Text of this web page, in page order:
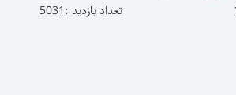
تعداد بازدید :5031